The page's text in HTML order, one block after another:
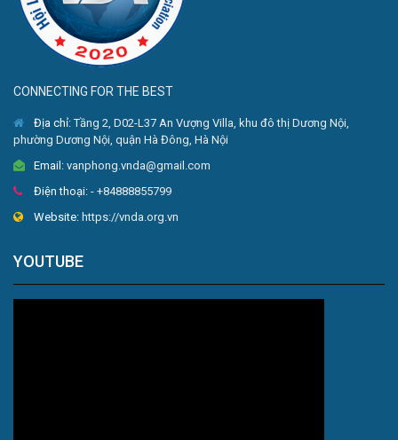
CONNECTING FOR THE BEST
Địa chỉ:Tầng 2, D02-L37 An Vượng Villa, khu đô thị Dương Nội,
phường Dương Nội, quận Hà Đông, Hà Nội
Email: vanphong.vnda@gmail.com
Điện thoại: - +84888855799
Website: https://vnda.org.vn
YOUTUBE